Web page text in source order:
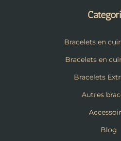
Bracelets en
Bracelets en
Bracelets
Autres
Blog